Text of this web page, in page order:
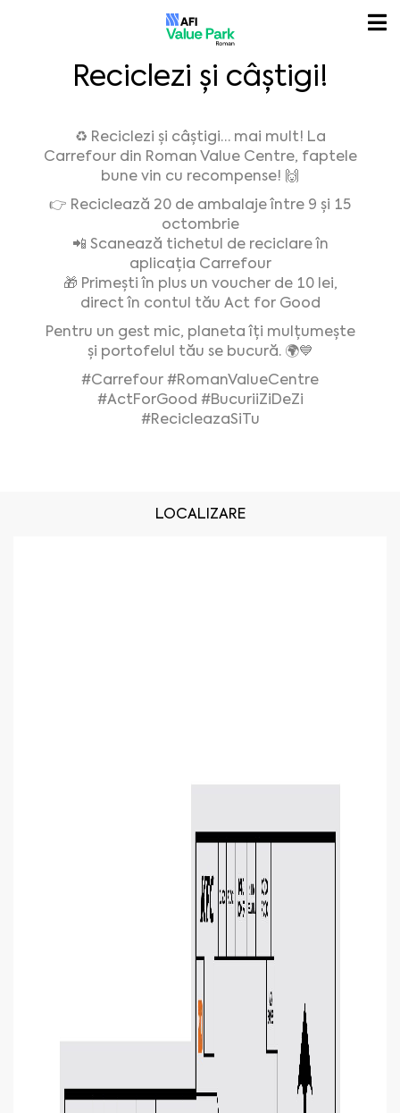
Reciclezi și câștigi!
♻️ Reciclezi și câștigi… mai mult! La
Carrefour din Roman Value Centre, faptele
bune vin cu recompense! 🙌
👉 Reciclează 20 de ambalaje între 9 și 15
octombrie
📲 Scanează tichetul de reciclare în
aplicația Carrefour
🎁 Primești în plus un voucher de 10 lei,
direct în contul tău Act for Good
Pentru un gest mic, planeta îți mulțumește
și portofelul tău se bucură. 🌍💙
#Carrefour#RomanValueCentre
#ActForGood #BucuriiZiDeZi
#RecicleazaSiTu
LOCALIZARE